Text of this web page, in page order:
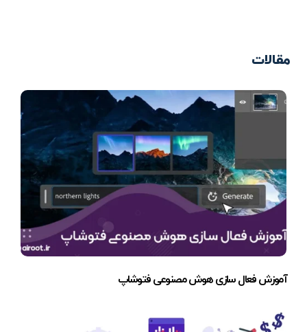
مقالات
آموزش فعال سازی هوش مصنوعی فتوشاپ